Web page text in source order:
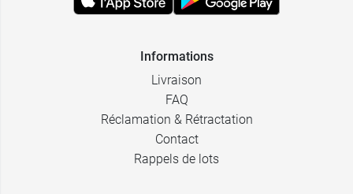
Informations
Livraison
FAQ
Réclamation & Rétractation
Contact
Rappels de lots